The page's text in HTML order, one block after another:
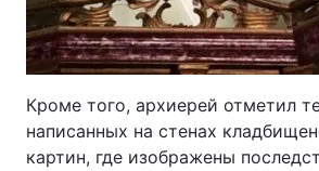
Кроме того, архиерей отметил
написанных на стенах
картин, где изображены